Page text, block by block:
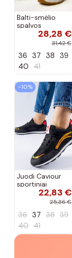
Balti-smėlio
spalvos
sportiniai
Casey
28,28 €
31,42 €
36 37 38 39
40 41
−10%
Juodi Caviour
sportiniai
sportbačiai22,83 €
25,36 €
36 37 38 39
40 41